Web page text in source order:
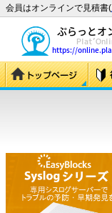
会員はオンラインで見積書(